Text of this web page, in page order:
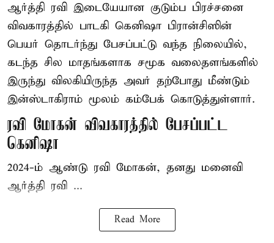
ஆர்த்தி ரவி இடையேயான குடும்ப பிரச்சனை
விவகாரத்தில் பாடகி கெனிஷா பிரான்சிஸின்
பெயர் தொடர்ந்து பேசப்பட்டு வந்த நிலையில்,
கடந்த சில மாதங்களாக சமூக வலைதளங்களில்
இருந்து விலகியிருந்த அவர் தற்போது மீண்டும்
இன்ஸ்டாகிராம் மூலம் கம்பேக் கொடுத்துள்ளார்.
ரவி மோகன் விவகாரத்தில் பேசப்பட்ட
கெனிஷா
2024-ம் ஆண்டு ரவி மோகன், தனது மனைவி
ஆர்த்தி ரவி ...
Read More